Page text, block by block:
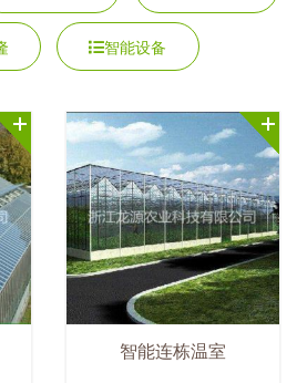
智能设备
智能连栋温室